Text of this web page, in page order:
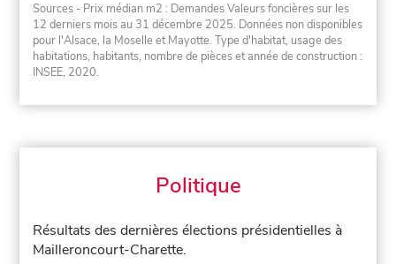
Sources - Prix médian m2 : Demandes Valeurs foncières sur les
12 derniers mois au 31 décembre 2025. Données non disponibles
pour l'Alsace, la Moselle et Mayotte. Type d'habitat, usage des
habitations, habitants, nombre de pièces et année de construction :
INSEE, 2020.
Politique
Résultats des dernières élections présidentielles à
Mailleroncourt-Charette.